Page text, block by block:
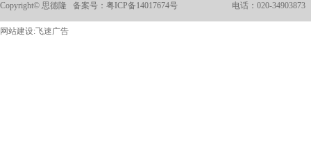
Copyright© 思德隆 备案号： 粤ICP备14017674号 电话：020-34903873
网站建设:飞速广告